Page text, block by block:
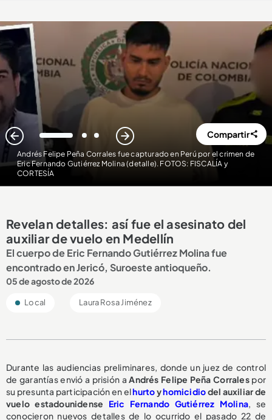
Andrés Felipe Peña Corrales fue capturado en Perú por el crimen de
Eric Fernando Gutiérrez Molina (detalle). FOTOS: FISCALÍA y
CORTESÍA
1 2 3 Compartir
Revelan detalles: así fue el asesinato del
auxiliar de vuelo en Medellín
El cuerpo de Eric Fernando Gutiérrez Molina fue
encontrado en Jericó, Suroeste antioqueño.
05 de agosto de 2026
Local Laura Rosa Jiménez
Durante las audiencias preliminares, donde un juez de control
de garantías envió a prisión aAndrés Felipe Peña Corralespor
su presunta participación en elhurtoyhomicidiodel auxiliar de
vuelo estadounidense Eric Fernando Gutiérrez Molina, se
conocieron nuevos detalles de lo ocurrido el pasado 22 de